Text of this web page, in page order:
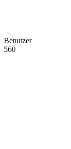
Benutzer
560